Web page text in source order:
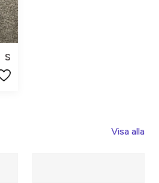
S
Visa alla